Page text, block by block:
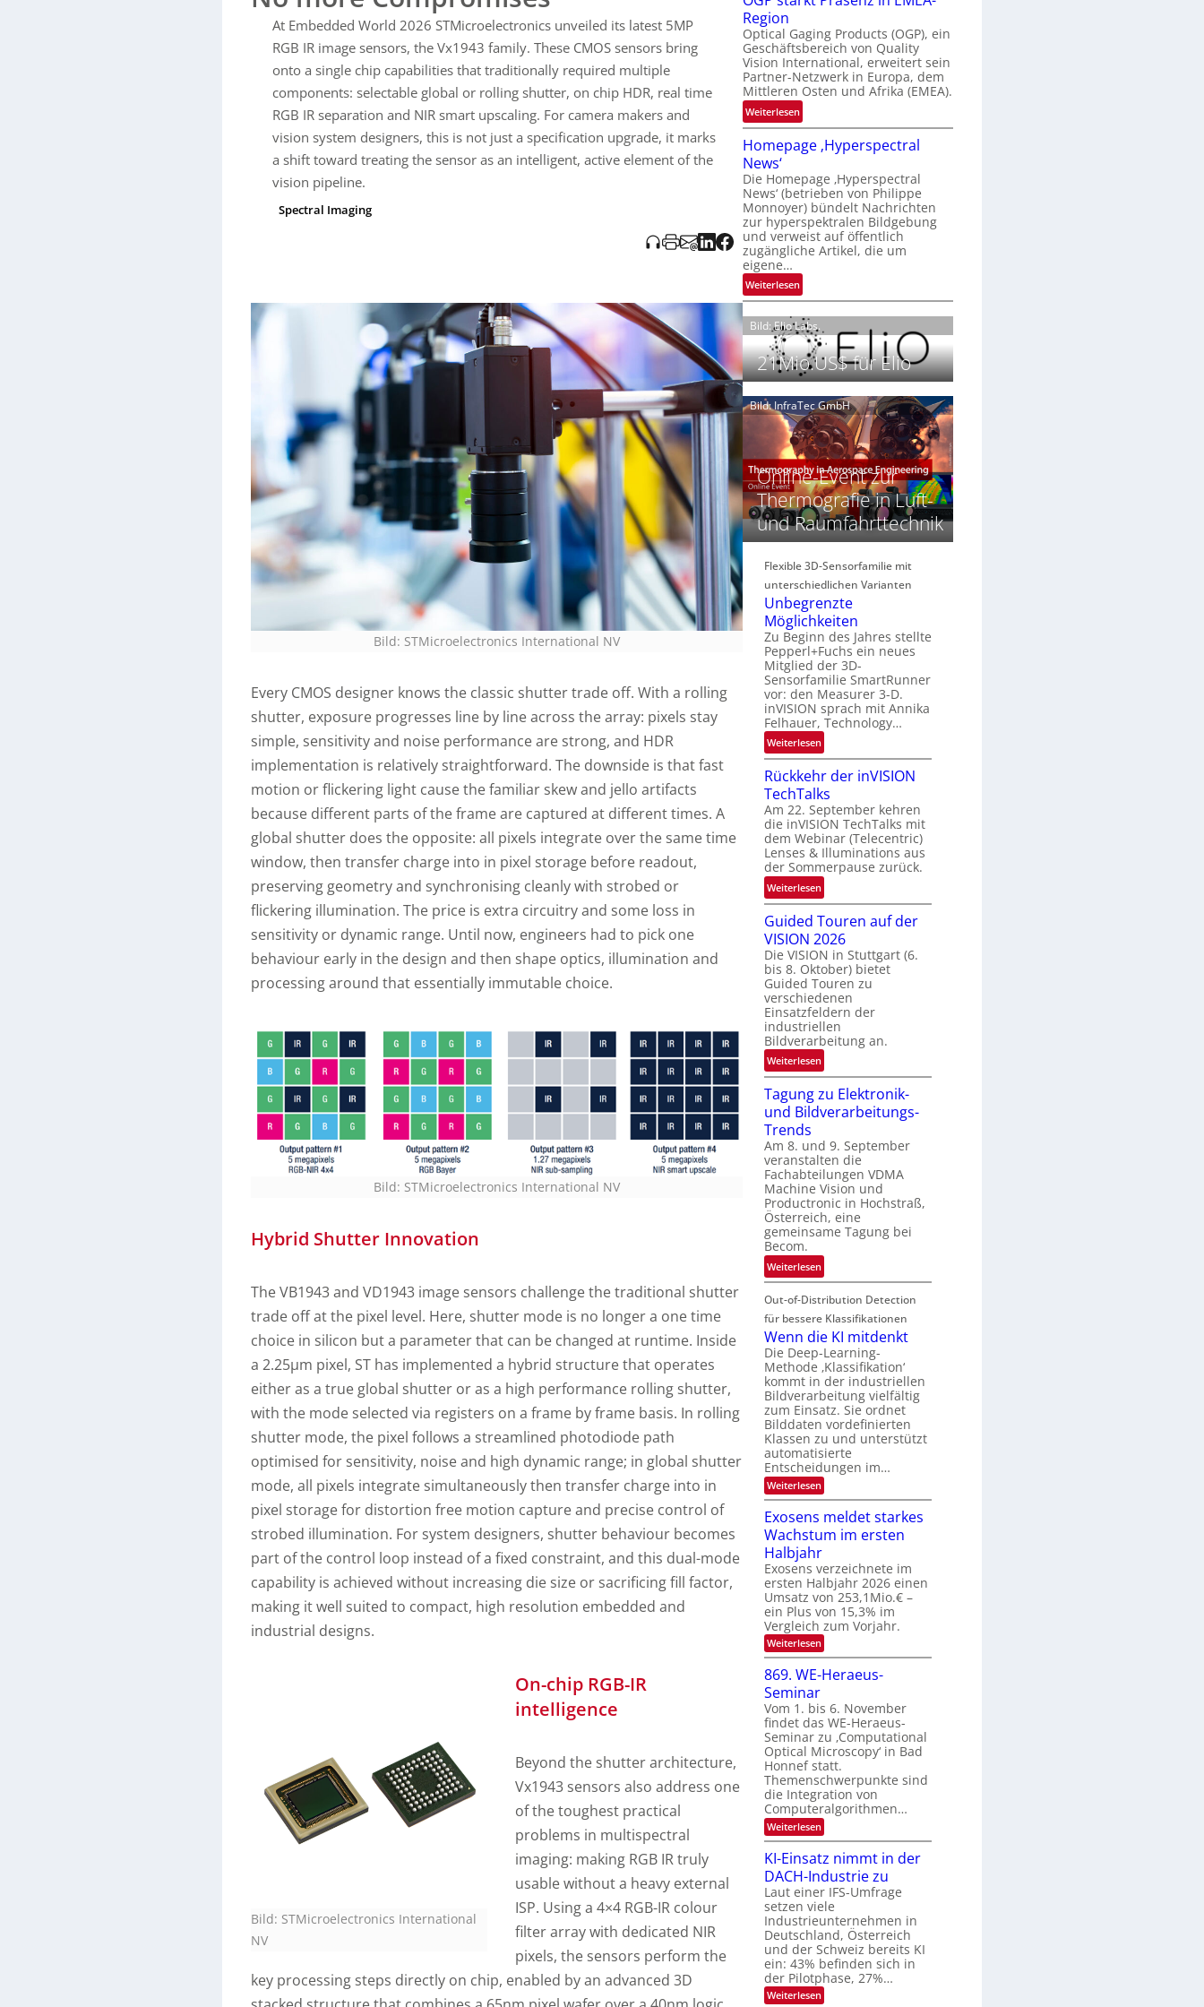
HDR
(Rolling) nutzen. Zweitens integriert der VX1943 On-Chip-RGBIR-Verarbeitung
eine 3D-Stack-Architektur (Pixel-Wafer 65 nm + Logik 40 nm) trennt der Sensor
sichtbares Licht und NIR direkt im Chip , bereinigt RGB-Daten von IR-Anteilen
und gibt ein
IR-korrigiertes RGB-Bayer-Signal
aus. Parallel erzeugt eine dedizierte Pipeline mittels
„Smart Upscale“ einvoll aufgelöstes 5MP-NIR-Bildmit deutlich höherer Schärfe als
einfache externe Interpolation. Damit sollenMultispektral-Kamerasdeutlich einfacher
und kompakter werden (weniger externer ISP/Optik-Aufwand) – mit Einsatzfeldern wie
Machine Vision
Drohnen Traffic-/Security-Kameras
Systemen, die bisher zwei Bildsensoren benötigten. Sensoren sind bereits als
Evaluationsmuster verfügbar.
At Embedded World 2026 STMicroelectronics unveiled its latest 5MP
RGB IR image sensors, the Vx1943 family. These CMOS sensors bring
onto a single chip capabilities that traditionally required multiple
components: selectable global or rolling shutter, on chip HDR, real time
RGB IR separation and NIR smart upscaling. For camera makers and
vision system designers, this is not just a specification upgrade, it marks
a shift toward treating the sensor as an intelligent, active element of the
vision pipeline.
Spectral Imaging
Bild: STMicroelectronics International NV
Every CMOS designer knows the classic shutter trade off. With a rolling
shutter, exposure progresses line by line across the array: pixels stay
simple, sensitivity and noise performance are strong, and HDR
implementation is relatively straightforward. The downside is that fast
motion or flickering light cause the familiar skew and jello artifacts
because different parts of the frame are captured at different times. A
global shutter does the opposite: all pixels integrate over the same time
window, then transfer charge into in pixel storage before readout,
preserving geometry and synchronising cleanly with strobed or
flickering illumination. The price is extra circuitry and some loss in
sensitivity or dynamic range. Until now, engineers had to pick one
behaviour early in the design and then shape optics, illumination and
processing around that essentially immutable choice.
Bild: STMicroelectronics International NV
Hybrid Shutter Innovation
The VB1943 and VD1943 image sensors challenge the traditional shutter
trade off at the pixel level. Here, shutter mode is no longer a one time
choice in silicon but a parameter that can be changed at runtime. Inside
a 2.25µm pixel, ST has implemented a hybrid structure that operates
either as a true global shutter or as a high performance rolling shutter,
with the mode selected via registers on a frame by frame basis. In rolling
shutter mode, the pixel follows a streamlined photodiode path
optimised for sensitivity, noise and high dynamic range; in global shutter
mode, all pixels integrate simultaneously then transfer charge into in
pixel storage for distortion free motion capture and precise control of
strobed illumination. For system designers, shutter behaviour becomes
part of the control loop instead of a fixed constraint, and this dual-mode
capability is achieved without increasing die size or sacrificing fill factor,
making it well suited to compact, high resolution embedded and
industrial designs.
Bild: STMicroelectronics International
NV
On-chip RGB-IR
intelligence
Beyond the shutter architecture,
Vx1943 sensors also address one
of the toughest practical
problems in multispectral
imaging: making RGB IR truly
usable without a heavy external
ISP. Using a 4×4 RGB-IR colour
filter array with dedicated NIR
pixels, the sensors perform the
key processing steps directly on chip, enabled by an advanced 3D
a
l
V
i
s
i
n
i
g
h
t
2
0
2
6
l
n
d
o
b
e
t
e
l
i
g
t
s
c
h
a
n
S
e
r
e
a
c
t
s
S
e
r
s
-
B
-
R
u
n
d
e
Region
Optical Gaging Products (OGP), ein
Geschäftsbereich von Quality
Vision International, erweitert sein
Partner-Netzwerk in Europa, dem
Mittleren Osten und Afrika (EMEA).
Weiterlesen:
O
G
s
t
ä
r
k
P
r
ä
s
e
n
z
i
n
E
M
E
A
-
R
i
o
n
Homepage ‚Hyperspectral
News‘
Die Homepage ‚Hyperspectral
News‘ (betrieben von Philippe
Monnoyer) bündelt Nachrichten
zur hyperspektralen Bildgebung
und verweist auf öffentlich
zugängliche Artikel, die um
eigene…
Weiterlesen:
H
o
m
e
p
a
g
e
‚
H
y
p
e
r
s
e
c
t
r
a
l
N
e
w
s
‘
Bild: Elio Labs.
21Mio.US$ für Elio
Bild: InfraTec GmbH
Online-Event zur
Thermografie in Luft-
und Raumfahrttechnik
Flexible 3D-Sensorfamilie mit
unterschiedlichen Varianten
Unbegrenzte
Möglichkeiten
Zu Beginn des Jahres stellte
Pepperl+Fuchs ein neues
Mitglied der 3D-
Sensorfamilie SmartRunner
vor: den Measurer 3-D.
inVISION sprach mit Annika
Felhauer, Technology…
Weiterlesen:
U
n
b
e
g
r
e
n
z
e
M
ö
g
l
i
c
h
k
e
i
t
n
Rückkehr der inVISION
TechTalks
Am 22. September kehren
die inVISION TechTalks mit
dem Webinar (Telecentric)
Lenses & Illuminations aus
der Sommerpause zurück.
Weiterlesen:
R
ü
c
k
k
e
h
r
d
e
r
i
n
I
S
I
O
N
T
c
h
k
Guided Touren auf der
VISION 2026
Die VISION in Stuttgart (6.
bis 8. Oktober) bietet
Guided Touren zu
verschiedenen
Einsatzfeldern der
industriellen
Bildverarbeitung an.
Weiterlesen:
G
u
i
e
d
T
o
u
r
n
a
u
f
d
e
V
I
S
I
O
N
2
0
2
6
Tagung zu Elektronik-
und Bildverarbeitungs-
Trends
Am 8. und 9. September
veranstalten die
Fachabteilungen VDMA
Machine Vision und
Productronic in Hochstraß,
Österreich, eine
gemeinsame Tagung bei
Becom.
Weiterlesen:
T
a
g
u
n
g
z
u
E
l
e
k
t
r
o
n
i
k
-
u
n
d
B
i
l
d
v
e
r
a
r
b
e
i
t
u
n
g
s
-
T
r
e
Out-of-Distribution Detection
für bessere Klassifikationen
Wenn die KI mitdenkt
Die Deep-Learning-
Methode ‚Klassifikation‘
kommt in der industriellen
Bildverarbeitung vielfältig
zum Einsatz. Sie ordnet
Bilddaten vordefinierten
Klassen zu und unterstützt
automatisierte
Entscheidungen im…
Weiterlesen:
W
n
n
e
K
I
m
t
d
e
n
Exosens meldet starkes
Wachstum im ersten
Halbjahr
Exosens verzeichnete im
ersten Halbjahr 2026 einen
Umsatz von 253,1Mio.€ –
ein Plus von 15,3% im
Vergleich zum Vorjahr.
Weiterlesen:
E
x
o
s
e
n
s
m
e
l
d
e
t
s
t
a
r
k
e
s
W
a
c
h
s
t
u
m
869. WE-Heraeus-
Seminar
Vom 1. bis 6. November
findet das WE-Heraeus-
Seminar zu ‚Computational
Optical Microscopy‘ in Bad
Honnef statt.
Themenschwerpunkte sind
die Integration von
Computeralgorithmen…
Weiterlesen:
8
9
.
W
E
-
H
e
r
a
e
u
s
KI-Einsatz nimmt in der
DACH-Industrie zu
Laut einer IFS-Umfrage
setzen viele
Industrieunternehmen in
Deutschland, Österreich
und der Schweiz bereits KI
ein: 43% befinden sich in
der Pilotphase, 27%…
Weiterlesen: